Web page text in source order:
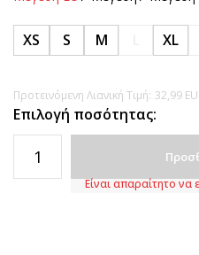
XS S M XL
Προτεινόμενη Λιανική Τιμή: 32,99
Επιλογή ποσότητας:
Είναι απαραίτητο να